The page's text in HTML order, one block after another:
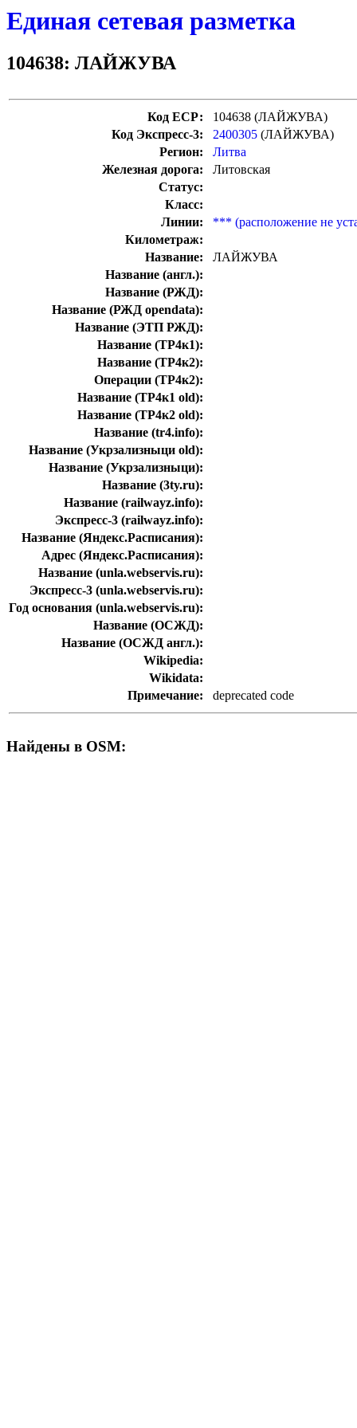
Единая сетевая разметка
104638: ЛАЙЖУВА
Код ЕСР:
104638 (ЛАЙЖУВА)
Код Экспресс-3:
2400305 (ЛАЙЖУВА)
Регион:
Литва
Железная дорога:
Литовская
Статус:
Класс:
Линии:
*** (расположение не
Километраж:
Название:
ЛАЙЖУВА
Название (англ.):
Название (РЖД):
Название (РЖД opendata):
Название (ЭТП РЖД):
Название (ТР4к1):
Название (ТР4к2):
Операции (ТР4к2):
Название (ТР4к1 old):
Название (ТР4к2 old):
Название (tr4.info):
Название (Укрзализныци old):
Название (Укрзализныци):
Название (3ty.ru):
Название (railwayz.info):
Экспресс-3 (railwayz.info):
Название (Яндекс.Расписания):
Адрес (Яндекс.Расписания):
Название (unla.webservis.ru):
Экспресс-3 (unla.webservis.ru):
Год основания (unla.webservis.ru):
Название (ОСЖД):
Название (ОСЖД англ.):
Wikipedia:
Wikidata:
Примечание:
deprecated code
Найдены в OSM: